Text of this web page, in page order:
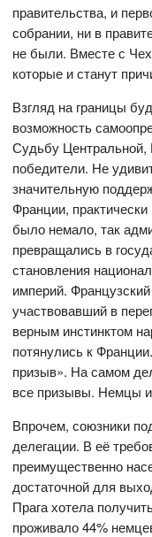
правительства, и
собрании, ни в
не были. Вместе с
которые и станут
Взгляд на границы
возможность
Судьбу
победители. Не
значительную
Франции,
было немало, так
превращались в
становления
империй.
участвовавший в
верным инстинктом
потянулись к
призыв». На самом
все призывы. Немцы
Впрочем, союзники
делегации. В её
преимущественно
достаточной для
Прага хотела
проживало 44%